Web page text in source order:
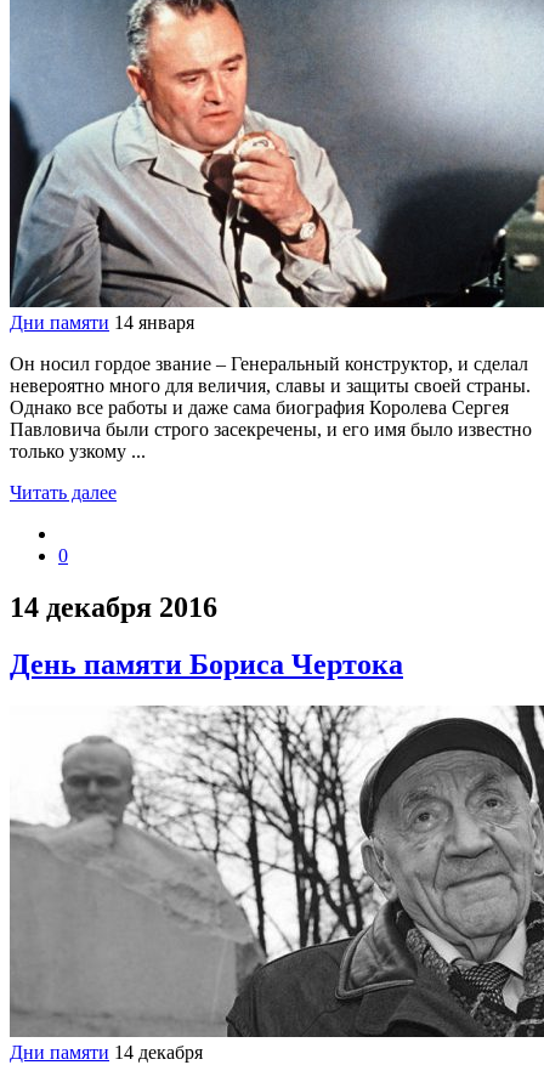
Дни памяти 14 января
Он носил гордое звание – Генеральный конструктор, и сделал
невероятно много для величия, славы и защиты своей страны.
Однако все работы и даже сама биография Королева Сергея
Павловича были строго засекречены, и его имя было известно
только узкому ...
Читать далее
0
14 декабря 2016
День памяти Бориса Чертока
Дни памяти 14 декабря